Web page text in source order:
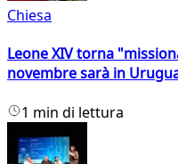
Chiesa
Leone XIV torna
novembre sarà in
1 min di lettura